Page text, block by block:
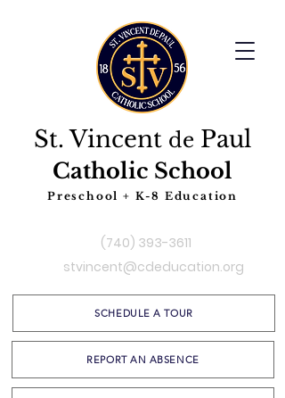
St. Vincent de Paul
Catholic School
Preschool + K-8 Education
SCHEDULE A TOUR
REPORT AN ABSENCE
stvincent@cdeducation.org
(740) 393-3611